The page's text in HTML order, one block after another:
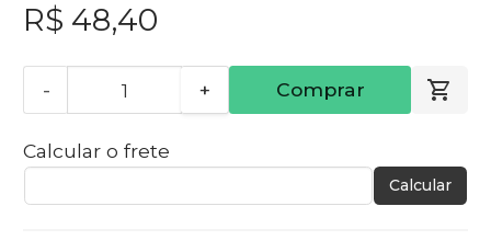
R$ 48,40
- + Comprar
Calcular o frete
Calcular